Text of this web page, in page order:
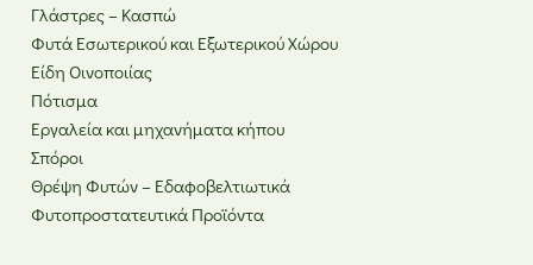
Γλάστρες – Κασπώ
Φυτά Εσωτερικού και Εξωτερικού Χώρου
Είδη Οινοποιίας
Πότισμα
Εργαλεία και μηχανήματα κήπου
Σπόροι
Θρέψη Φυτών – Εδαφοβελτιωτικά
Φυτοπροστατευτικά Προϊόντα